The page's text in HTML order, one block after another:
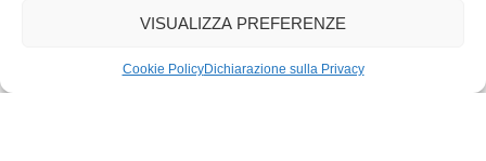
VISUALIZZA PREFERENZE
Cookie PolicyDichiarazione sulla Privacy